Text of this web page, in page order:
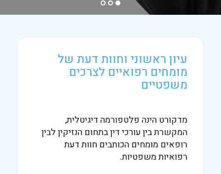
עיון ראשוני וחוות דעת של
מומחים רפואיים לצרכים
משפטיים
מדקורט הינה פלטפורמה דיגיטלית,
המקשרת בין עורכי דין בתחום הנזיקין לבין
רופאים מומחים הכותבים חוות דעת
רפואיות משפטיות.